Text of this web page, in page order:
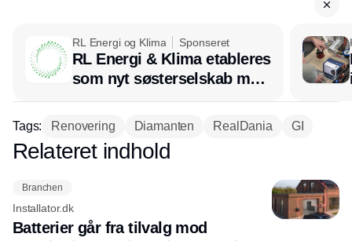
RL Energi og Klima Sponseret
RL Energi & Klima etableres
som nyt søsterselskab med
afsæt i RL Ventilation
Tags: Renovering Diamanten RealDania GI
Annonce
Relateret indhold
Branchen
Installator.dk
Batterier går fra tilvalg mod